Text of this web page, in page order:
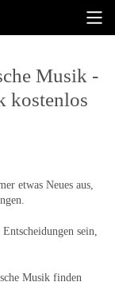
Musik -
kostenlos
etwas Neues aus,
sein,
Musik finden